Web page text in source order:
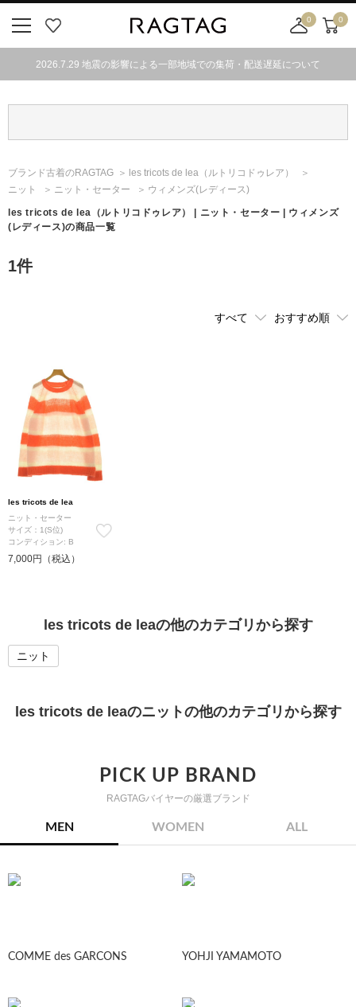
気
0
舗
カ
0
2026.7.29 地震の影響による一部地域での集荷・配送遅延について
ブランド古着のRAGTAG les tricots de lea （ルトリコドゥレア）
ニット
ニット・セーター ウィメンズ(レディース)
les tricots de lea （ルトリコドゥレア）
| ニット・セーター | ウィメンズ
(レディース)の商品一覧
1件
les tricots de lea
ニット・セーター
サイズ：1(S位)
コンディション: B
7,000円（税込）
les tricots de leaの他のカテゴリから探す
ニット
les tricots de leaのニットの他のカテゴリから探す
PICK UP BRAND
RAGTAGバイヤーの厳選ブランド
MEN WOMEN ALL
COMME des GARCONS YOHJI YAMAMOTO